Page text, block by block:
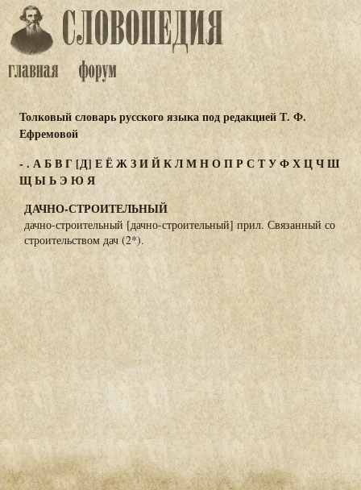
Толковый словарь русского языка под редакцией Т. Ф.
Ефремовой
- . АБВГ[Д] ЕЁЖЗИЙКЛМНОПРС ТУФХЦЧШ
ЩЫЬЭ ЮЯ
ДАЧНО-СТРОИТЕЛЬНЫЙ
дачно-строительный [дачно-строительный] прил. Связанный со
строительством дач (2*).